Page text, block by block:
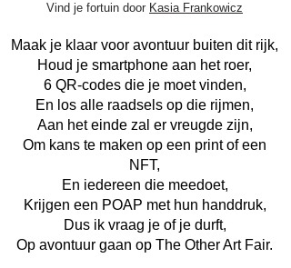
Vind je fortuin door Kasia Frankowicz
Maak je klaar voor avontuur buiten dit rijk,
Houd je smartphone aan het roer,
6 QR-codes die je moet vinden,
En los alle raadsels op die rijmen,
Aan het einde zal er vreugde zijn,
Om kans te maken op een print of een
NFT,
En iedereen die meedoet,
Krijgen een POAP met hun handdruk,
Dus ik vraag je of je durft,
Op avontuur gaan op The Other Art Fair.